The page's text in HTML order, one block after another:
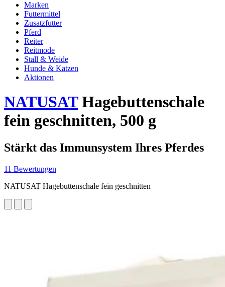
Marken
Futtermittel
Zusatzfutter
Pferd
Reiter
Reitmode
Stall & Weide
Hunde & Katzen
Aktionen
NATUSATHagebuttenschale
fein geschnitten, 500 g
Stärkt das Immunsystem Ihres Pferdes
11 Bewertungen
NATUSAT Hagebuttenschale fein geschnitten